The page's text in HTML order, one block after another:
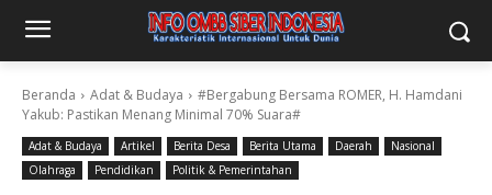
Beranda Adat & Budaya
#Bergabung Bersama ROMER, H. Hamdani
Yakub: Pastikan Menang Minimal 70% Suara#
Adat & Budaya Artikel Berita Desa Berita Utama Daerah
Nasional
Olahraga
Pendidikan Politik & Pemerintahan